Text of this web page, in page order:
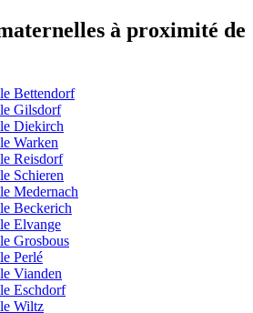
à proximité de
Bettendorf
Gilsdorf
Diekirch
Warken
Reisdorf
Schieren
Medernach
Beckerich
Elvange
Grosbous
Perlé
Vianden
Eschdorf
Wiltz